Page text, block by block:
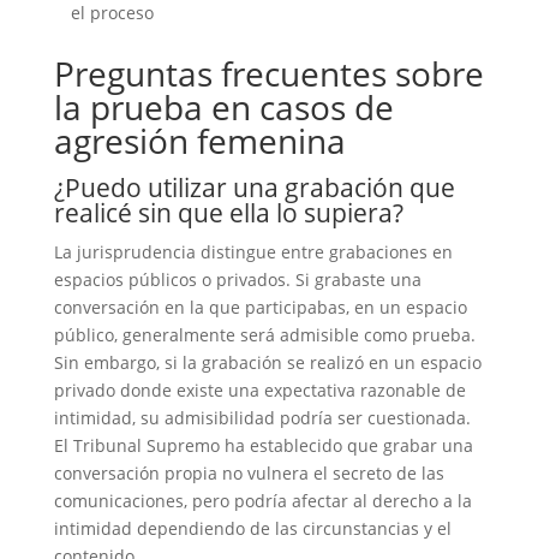
el proceso
Preguntas frecuentes sobre
la prueba en casos de
agresión femenina
¿Puedo utilizar una grabación que
realicé sin que ella lo supiera?
La jurisprudencia distingue entre grabaciones en
espacios públicos o privados. Si grabaste una
conversación en la que participabas, en un espacio
público, generalmente será admisible como prueba.
Sin embargo, si la grabación se realizó en un espacio
privado donde existe una expectativa razonable de
intimidad, su admisibilidad podría ser cuestionada.
El Tribunal Supremo ha establecido que grabar una
conversación propia no vulnera el secreto de las
comunicaciones, pero podría afectar al derecho a la
intimidad dependiendo de las circunstancias y el